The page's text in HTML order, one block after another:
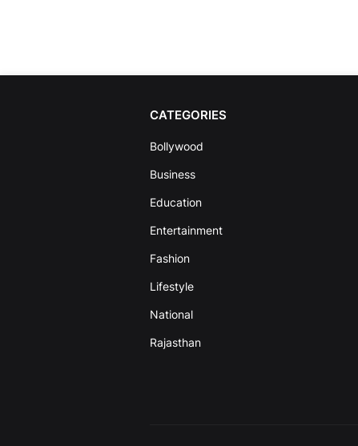
CATEGORIES
Bollywood
Business
Education
Entertainment
Fashion
Lifestyle
National
Rajasthan